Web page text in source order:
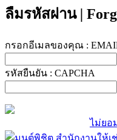
ลืมรหัสผ่าน |
กรอกอีเมลของคุณ :
รหัสยืนยัน : CAPCHA
ไม่ยอ